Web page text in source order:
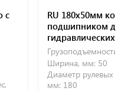
RU 180х50мм
подшипником для
гидравлических
тележек
Грузоподъемность, кг:
Ширина, мм: 50
Диаметр рулевых
180